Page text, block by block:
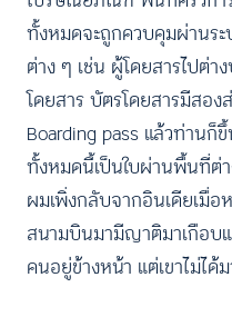
ทั้งหมดจะถูกควบคุมผ่าน
ต่าง ๆ เช่น ผู้โดยสารไปต่า
โดยสาร บัตรโดยสารมีสอ
Boarding pass แล้วท่านก็
ทั้งหมดนี้เป็นใบผ่านพื้นที่ต่
ผมเพิ่งกลับจากอินเดียเมื่
สนามบินมามีญาติมาเกือบ
คนอยู่ข้างหน้า แต่เขาไม่ไ